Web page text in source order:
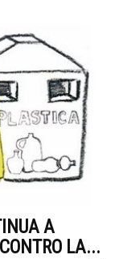
A
LA...